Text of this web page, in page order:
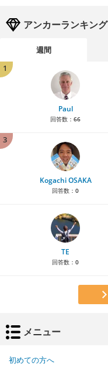
アンカーランキング
週間
1
Paul
回答数： 66
3
Kogachi OSAKA
回答数： 0
TE
回答数： 0
メニュー
初めての方へ